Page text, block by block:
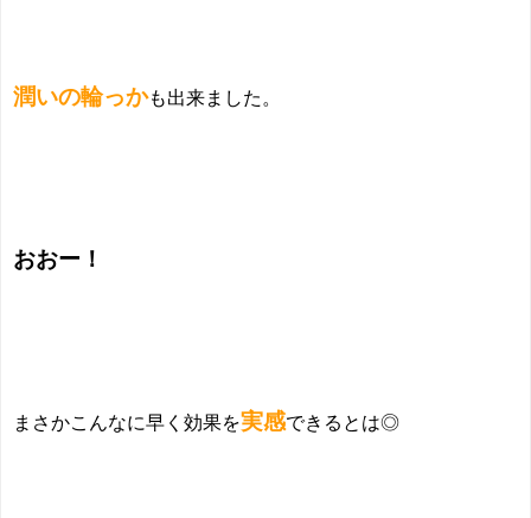
潤いの輪っかも出来ました。
おおー！
まさかこんなに早く効果を実感できるとは◎